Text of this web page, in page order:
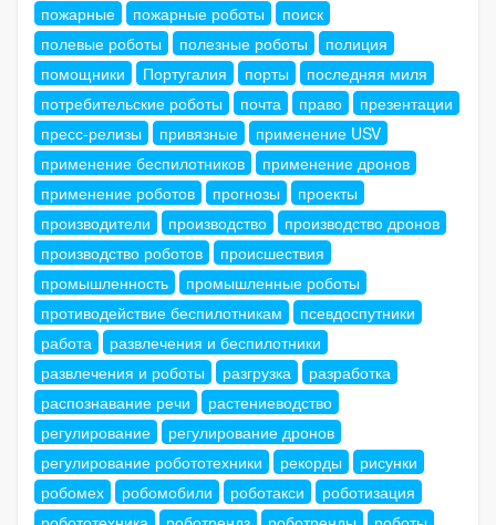
пожарные
пожарные роботы
поиск
полевые роботы
полезные роботы
полиция
помощники
Португалия порты
последняя миля
потребительские роботы
почта право
презентации
пресс-релизы
привязные
применение USV
применение беспилотников
применение дронов
применение роботов
прогнозы
проекты
производители
производство
производство дронов
производство роботов
происшествия
промышленность
промышленные роботы
противодействие беспилотникам
псевдоспутники
работа
развлечения и беспилотники
развлечения и роботы
разгрузка
разработка
распознавание речи
растениеводство
регулирование
регулирование дронов
регулирование робототехники
рекорды
рисунки
робомех
робомобили роботакси
роботизация